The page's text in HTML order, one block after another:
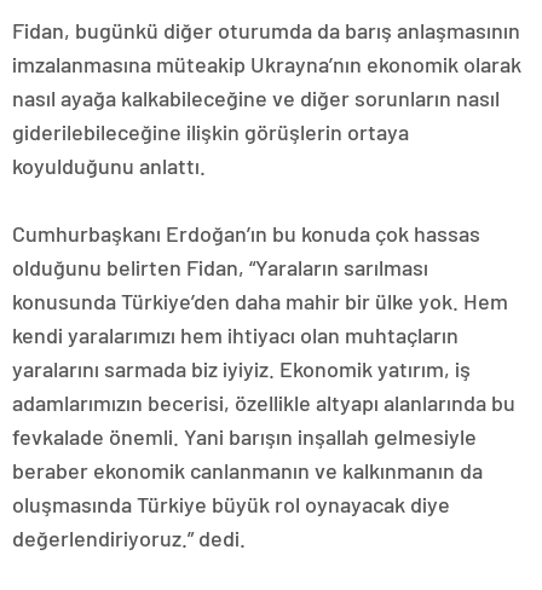
Fidan, bugünkü diğer oturumda da barış anlaşmasının
imzalanmasına müteakip Ukrayna’nın ekonomik olarak
nasıl ayağa kalkabileceğine ve diğer sorunların nasıl
giderilebileceğine ilişkin görüşlerin ortaya
koyulduğunu anlattı.
Cumhurbaşkanı Erdoğan’ın bu konuda çok hassas
olduğunu belirten Fidan, “Yaraların sarılması
konusunda Türkiye’den daha mahir bir ülke yok. Hem
kendi yaralarımızı hem ihtiyacı olan muhtaçların
yaralarını sarmada biz iyiyiz. Ekonomik yatırım, iş
adamlarımızın becerisi, özellikle altyapı alanlarında bu
fevkalade önemli. Yani barışın inşallah gelmesiyle
beraber ekonomik canlanmanın ve kalkınmanın da
oluşmasında Türkiye büyük rol oynayacak diye
değerlendiriyoruz.” dedi.